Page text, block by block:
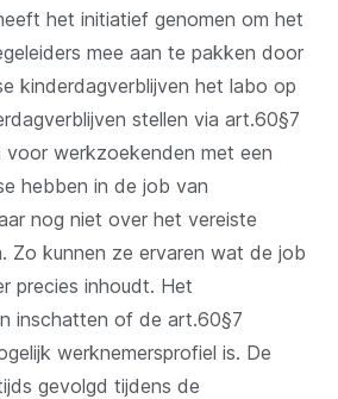
het initiatief genomen om het
mee aan te pakken door
kinderdagverblijven het labo op
stellen via art.60§7
voor werkzoekenden met een
hebben in de job van
nog niet over het vereiste
Zo kunnen ze ervaren wat de job
precies inhoudt. Het
inschatten of de art.60§7
werknemersprofiel is. De
gevolgd tijdens de